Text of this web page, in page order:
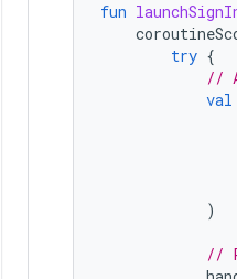
fun
try {
//
val
)
//